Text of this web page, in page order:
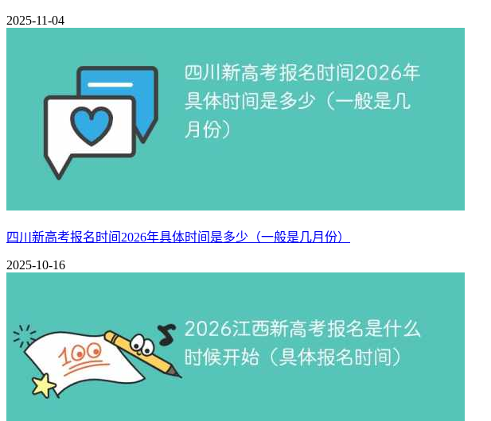
2026北京高考报名系统登录入口（附操作流程图解）
北京高考报名表填写模板（可下载电子版）
2026年北京高考总分多少分？各科分数满分是多少
2025北京市大学最新排名一览表
2025北京高考录取分数线：本科、特控及专科分数线最新公布！（附一分一段表）
2025-11-04
四川新高考报名时间2026年具体时间是多少（一般是几月份）
2025-10-16